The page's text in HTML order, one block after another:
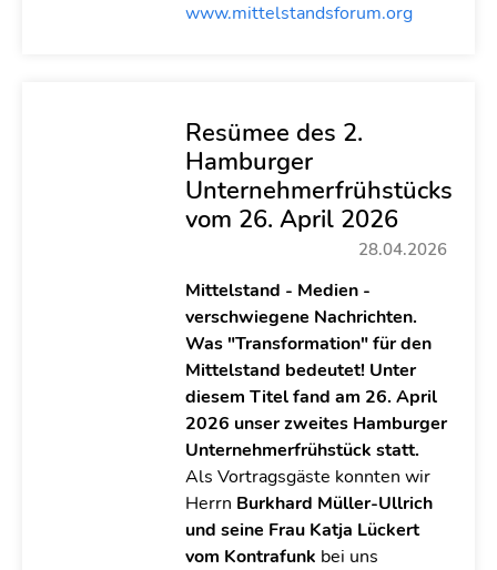
www.mittelstandsforum.org
Resümee des 2.
Hamburger
Unternehmerfrühstücks
vom 26. April 2026
28.04.2026
Mittelstand - Medien -
verschwiegene Nachrichten.
Was "Transformation" für den
Mittelstand bedeutet! Unter
diesem Titel fand am 26. April
2026 unser zweites Hamburger
Unternehmerfrühstück statt.
Als Vortragsgäste konnten wir
Herrn Burkhard Müller-Ullrich
und seine Frau Katja Lückert
vom Kontrafunk bei uns